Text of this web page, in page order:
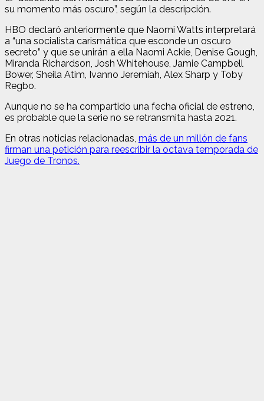
su momento más oscuro”, según la descripción.
HBO declaró anteriormente que Naomi Watts interpretará
a “una socialista carismática que esconde un oscuro
secreto” y que se unirán a ella Naomi Ackie, Denise Gough,
Miranda Richardson, Josh Whitehouse, Jamie Campbell
Bower, Sheila Atim, Ivanno Jeremiah, Alex Sharp y Toby
Regbo.
Aunque no se ha compartido una fecha oficial de estreno,
es probable que la serie no se retransmita hasta 2021.
En otras noticias relacionadas, más de un millón de fans
firman una petición para reescribir la octava temporada de
Juego de Tronos.